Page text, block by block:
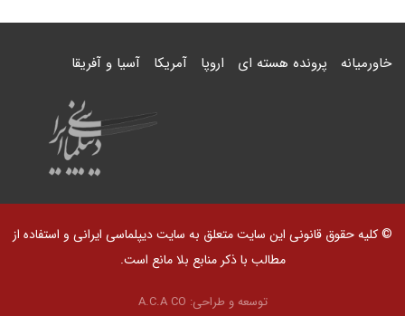
خاورمیانه پرونده هسته ای اروپا آمریکا آسیا و آفریقا
© کلیه حقوق قانونی این سایت متعلق به سایت دیپلماسی ایرانی و استفاده از
مطالب با ذکر منابع بلا مانع است.
توسعه و طراحی: A.C.A CO